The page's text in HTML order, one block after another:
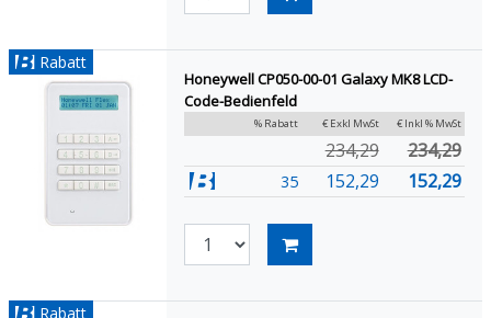
Rabatt
Honeywell CP050-00-01 Galaxy MK8 LCD-
Code-Bedienfeld
% Rabatt € Exkl MwSt € Inkl % MwSt
234,29 234,29
35 152,29 152,29
Rabatt